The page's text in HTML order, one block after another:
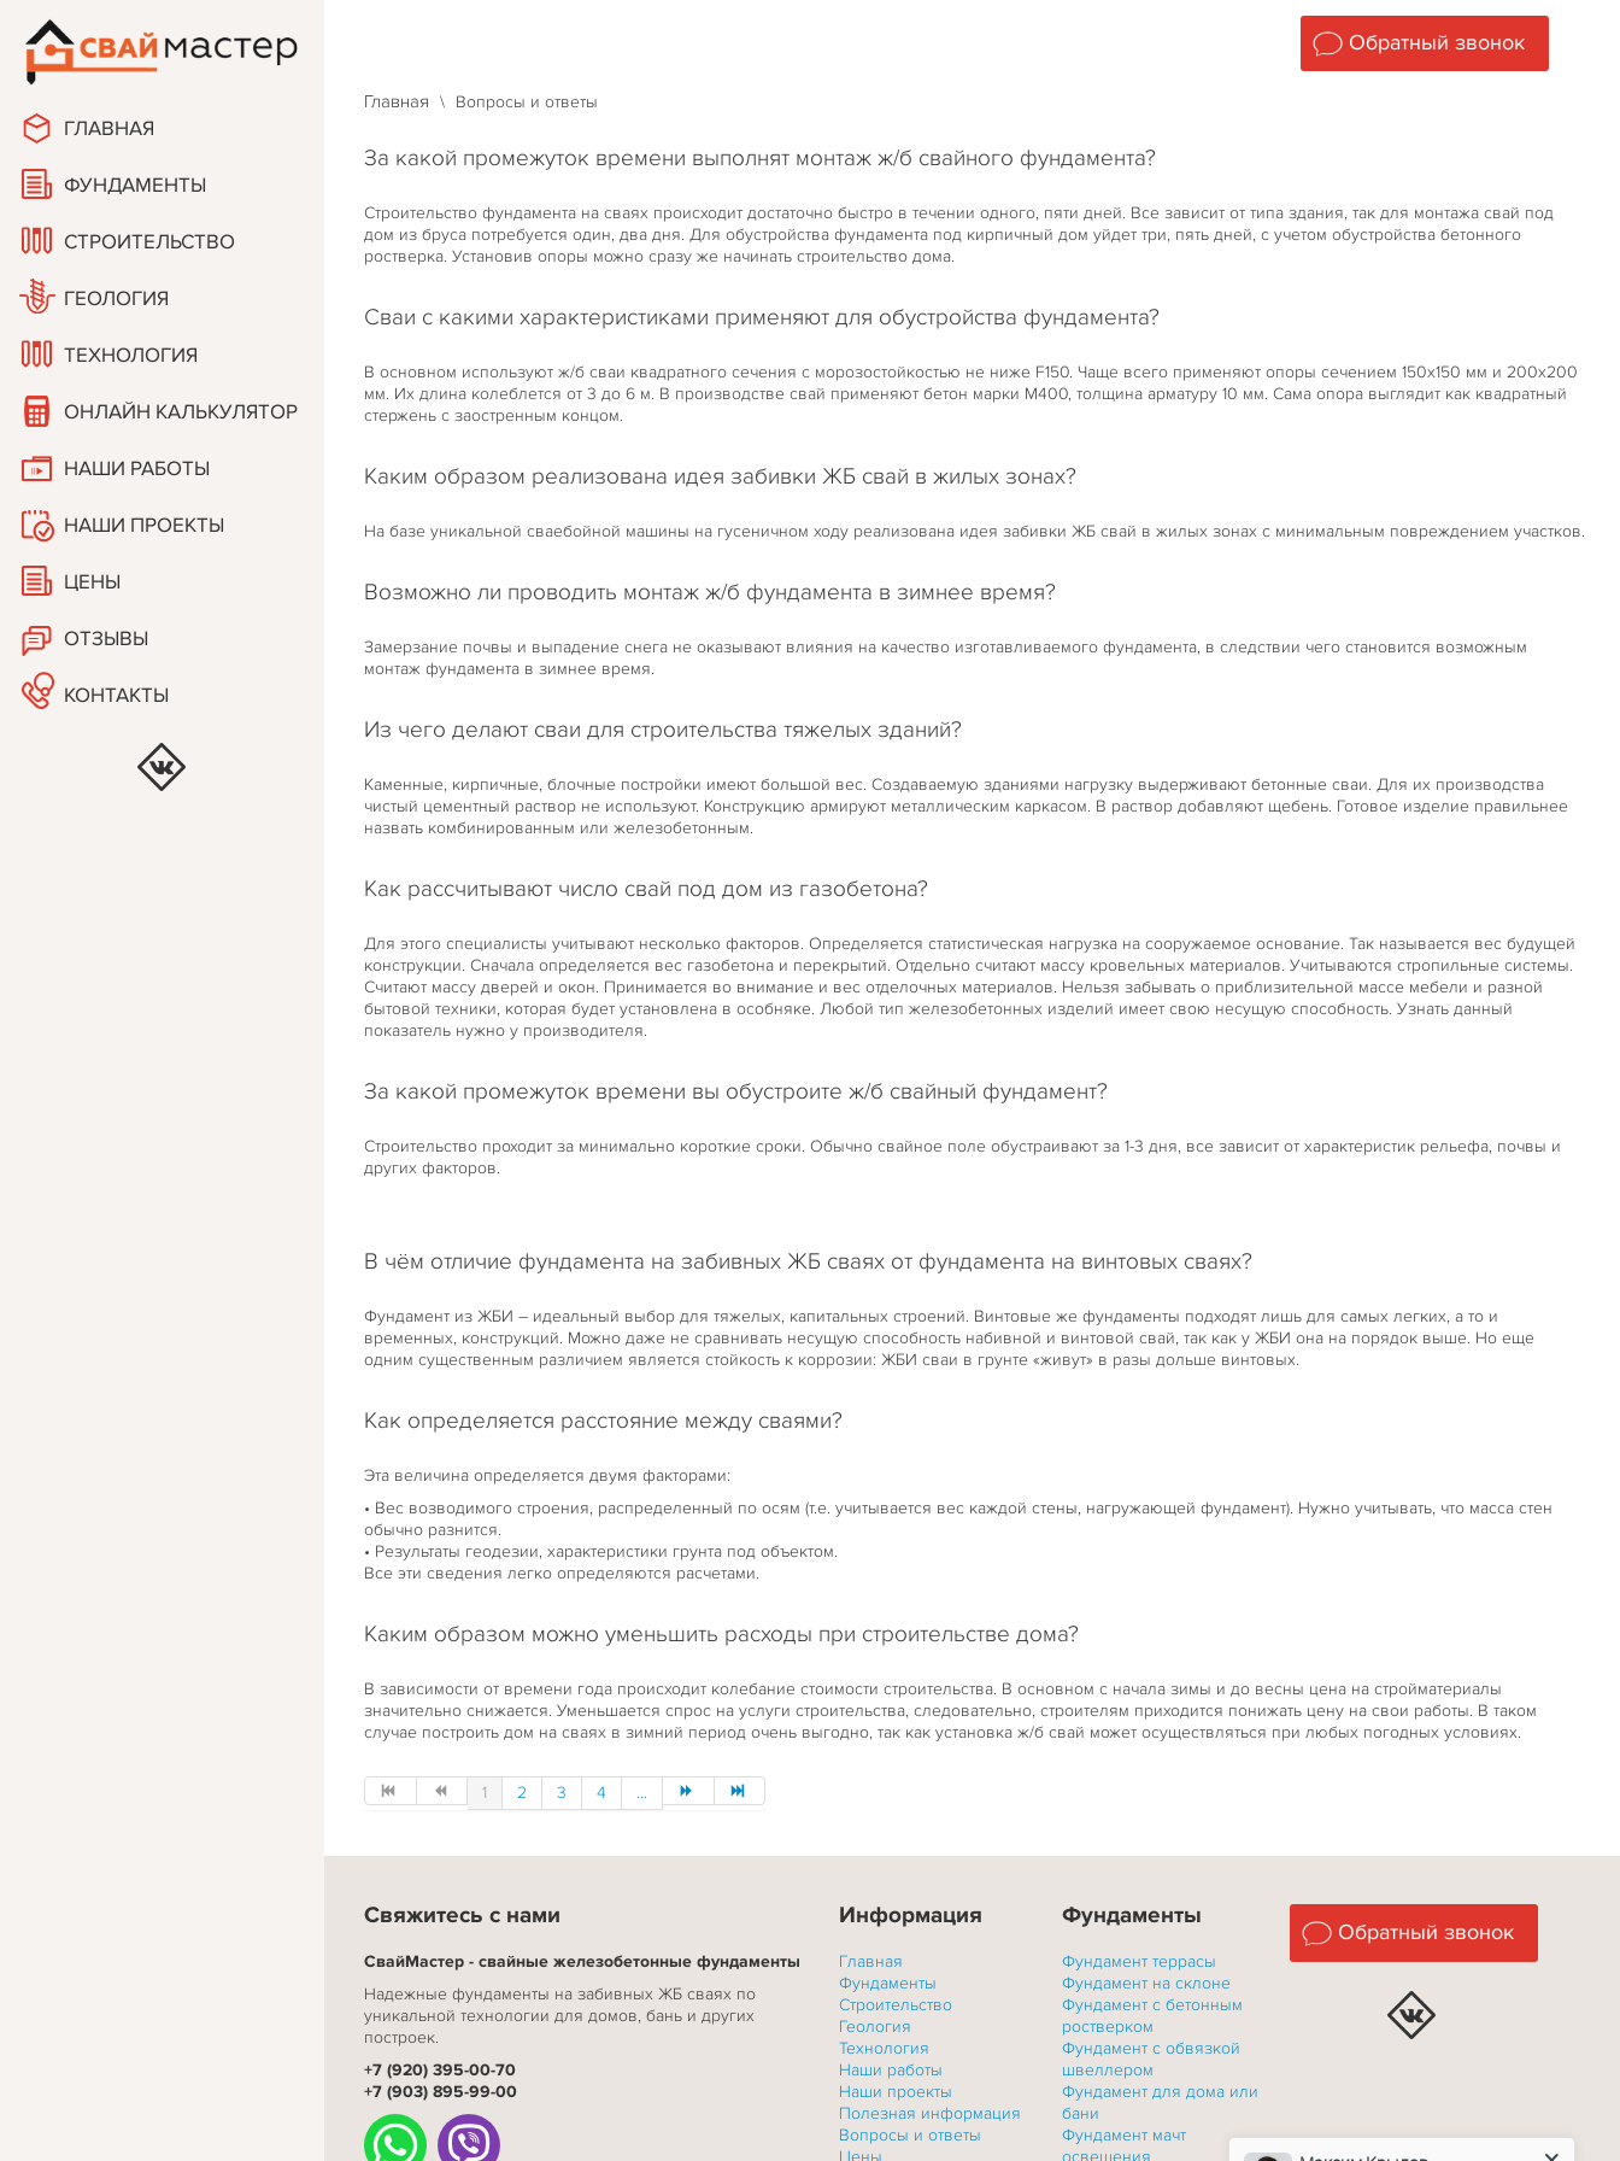
Обратный звонок
ГЛАВНАЯ
ФУНДАМЕНТЫ
СТРОИТЕЛЬСТВО
ГЕОЛОГИЯ
ТЕХНОЛОГИЯ
ОНЛАЙН КАЛЬКУЛЯТОР
НАШИ РАБОТЫ
НАШИ ПРОЕКТЫ
ЦЕНЫ
ОТЗЫВЫ
КОНТАКТЫ
Главная \ Вопросы и ответы
За какой промежуток времени выполнят монтаж ж/б свайного фундамента?
Строительство фундамента на сваях происходит достаточно быстро в течении одного, пяти дней. Все зависит от типа здания, так для монтажа свай под
дом из бруса потребуется один, два дня. Для обустройства фундамента под кирпичный дом уйдет три, пять дней, с учетом обустройства бетонного
ростверка. Установив опоры можно сразу же начинать строительство дома.
Сваи с какими характеристиками применяют для обустройства фундамента?
В основном используют ж/б сваи квадратного сечения с морозостойкостью не ниже F150. Чаще всего применяют опоры сечением 150х150 мм и 200х200
мм. Их длина колеблется от 3 до 6 м. В производстве свай применяют бетон марки М400, толщина арматуру 10 мм. Сама опора выглядит как квадратный
стержень с заостренным концом.
Каким образом реализована идея забивки ЖБ свай в жилых зонах?
На базе уникальной сваебойной машины на гусеничном ходу реализована идея забивки ЖБ свай в жилых зонах с минимальным повреждением участков.
Возможно ли проводить монтаж ж/б фундамента в зимнее время?
Замерзание почвы и выпадение снега не оказывают влияния на качество изготавливаемого фундамента, в следствии чего становится возможным
монтаж фундамента в зимнее время.
Из чего делают сваи для строительства тяжелых зданий?
Каменные, кирпичные, блочные постройки имеют большой вес. Создаваемую зданиями нагрузку выдерживают бетонные сваи. Для их производства
чистый цементный раствор не используют. Конструкцию армируют металлическим каркасом. В раствор добавляют щебень. Готовое изделие правильнее
назвать комбинированным или железобетонным.
Как рассчитывают число свай под дом из газобетона?
Для этого специалисты учитывают несколько факторов. Определяется статистическая нагрузка на сооружаемое основание. Так называется вес будущей
конструкции. Сначала определяется вес газобетона и перекрытий. Отдельно считают массу кровельных материалов. Учитываются стропильные системы.
Считают массу дверей и окон. Принимается во внимание и вес отделочных материалов. Нельзя забывать о приблизительной массе мебели и разной
бытовой техники, которая будет установлена в особняке. Любой тип железобетонных изделий имеет свою несущую способность. Узнать данный
показатель нужно у производителя.
За какой промежуток времени вы обустроите ж/б свайный фундамент?
Строительство проходит за минимально короткие сроки. Обычно свайное поле обустраивают за 1-3 дня, все зависит от характеристик рельефа, почвы и
других факторов.
В чём отличие фундамента на забивных ЖБ сваях от фундамента на винтовых сваях?
Фундамент из ЖБИ – идеальный выбор для тяжелых, капитальных строений. Винтовые же фундаменты подходят лишь для самых легких, а то и
временных, конструкций. Можно даже не сравнивать несущую способность набивной и винтовой свай, так как у ЖБИ она на порядок выше. Но еще
одним существенным различием является стойкость к коррозии: ЖБИ сваи в грунте «живут» в разы дольше винтовых.
Как определяется расстояние между сваями?
Эта величина определяется двумя факторами:
• Вес возводимого строения, распределенный по осям (т.е. учитывается вес каждой стены, нагружающей фундамент). Нужно учитывать, что масса стен
обычно разнится.
• Результаты геодезии, характеристики грунта под объектом.
Все эти сведения легко определяются расчетами.
Каким образом можно уменьшить расходы при строительстве дома?
В зависимости от времени года происходит колебание стоимости строительства. В основном с начала зимы и до весны цена на стройматериалы
значительно снижается. Уменьшается спрос на услуги строительства, следовательно, строителям приходится понижать цену на свои работы. В таком
случае построить дом на сваях в зимний период очень выгодно, так как установка ж/б свай может осуществляться при любых погодных условиях.
1 2 3 4 ...
Свяжитесь с нами
СвайМастер - свайные железобетонные фундаменты
Надежные фундаменты на забивных ЖБ сваях по
уникальной технологии для домов, бань и других
построек.
+7 (920) 395-00-70
+7 (903) 895-99-00
Информация
Главная
Фундаменты
Строительство
Геология
Технология
Наши работы
Наши проекты
Полезная информация
Вопросы и ответы
Цены
Фундаменты
Фундамент террасы
Фундамент на склоне
Фундамент с бетонным
ростверком
Фундамент с обвязкой
швеллером
Фундамент для дома или
бани
Фундамент мачт
освещения
Обратный звонок